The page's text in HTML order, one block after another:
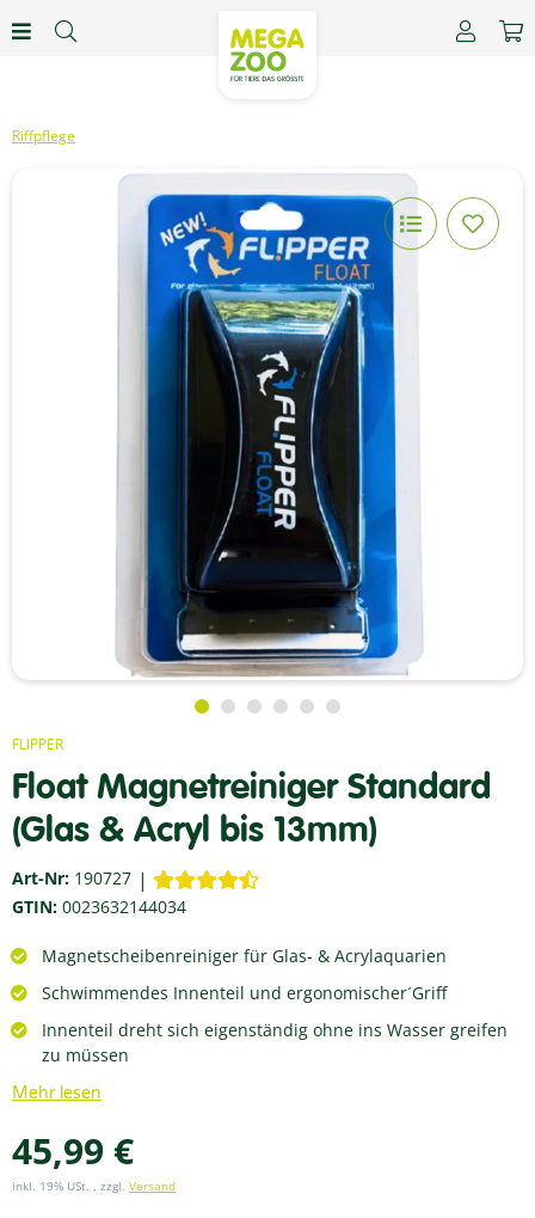
Riffpflege
FLIPPER
Float Magnetreiniger Standard
(Glas & Acryl bis 13mm)
Art-Nr: 190727
GTIN: 0023632144034
Magnetscheibenreiniger für Glas- & Acrylaquarien
Schwimmendes Innenteil und ergonomischer´Griff
Innenteil dreht sich eigenständig ohne ins Wasser greifen
zu müssen
Mehr lesen
45,99 €
inkl. 19% USt. , zzgl. Versand